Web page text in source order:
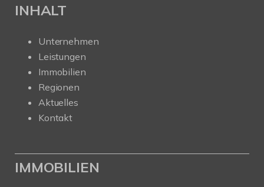
INHALT
Unternehmen
Leistungen
Immobilien
Regionen
Aktuelles
Kontakt
IMMOBILIEN